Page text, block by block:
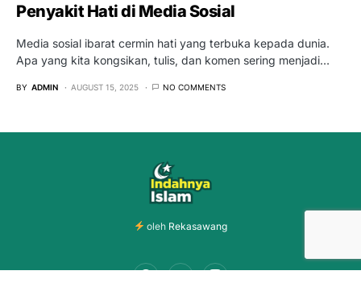
Penyakit Hati di Media Sosial
Media sosial ibarat cermin hati yang terbuka kepada dunia.
Apa yang kita kongsikan, tulis, dan komen sering menjadi…
BY ADMIN AUGUST 15, 2025 NO COMMENTS
oleh Rekasawang